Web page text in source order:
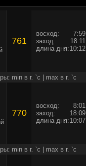
761
восход:
7:59
заход:
18:11
длина дня: 10:12
min в г. `c | max в г. `c
770
восход:
8:01
заход:
18:09
длина дня: 10:07
min в г. `c | max в г. `c